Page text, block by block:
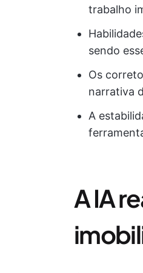
trabalho
sendo
Os
narrativa
A
A IA